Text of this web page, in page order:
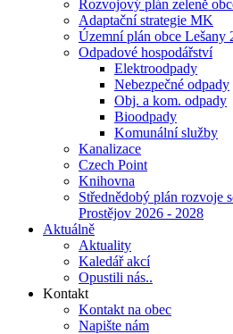
Rozvojový plán zeleně
Adaptační strategie MK
Územní plán obce Lešany
Odpadové hospodářství
Elektroodpady
Nebezpečné odpady
Obj. a kom. odpady
Bioodpady
Komunální služby
Kanalizace
Czech Point
Knihovna
Střednědobý plán rozvoje
Prostějov 2026 - 2028
Aktuálně
Aktuality
Kaledář akcí
Opustili nás..
Kontakt
Kontakt na obec
Napište nám